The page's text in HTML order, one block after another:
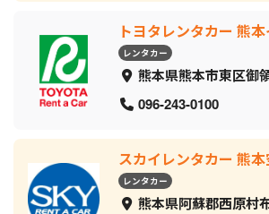
トヨタレンタカー 熊
レンタカー
熊本県熊本市東区御
096-243-0100
スカイレンタカー 熊
レンタカー
熊本県阿蘇郡西原村